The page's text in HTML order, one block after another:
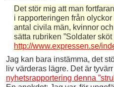
Det stör mig att man
i rapporteringen från
antal civila män, kvinnor
sätta rubriken ”Soldater
http://www.expressen.se/
Jag kan bara instämma, det
liv värderas lägre. Det är
nyhetsrapportering denna